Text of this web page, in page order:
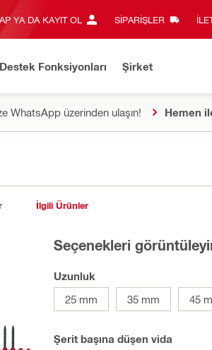
YA DA KAYIT OL SIPARIŞLER
Destek Fonksiyonları Şirket
WhatsApp üzerinden ulaşın! Hemen
İlgili Ürünler
Seçenekleri
Uzunluk
25 mm
35 mm 45
Şerit başına düşen vida